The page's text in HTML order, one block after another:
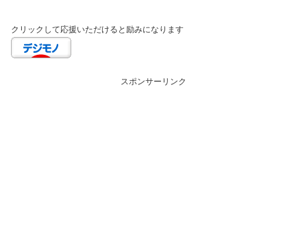
クリックして応援いただけると励みになります
スポンサーリンク